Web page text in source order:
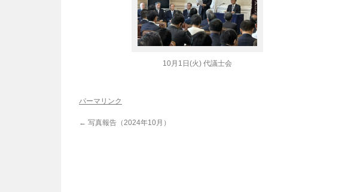
10月1日(火) 代議士会
パーマリンク
← 写真報告（2024年10月）